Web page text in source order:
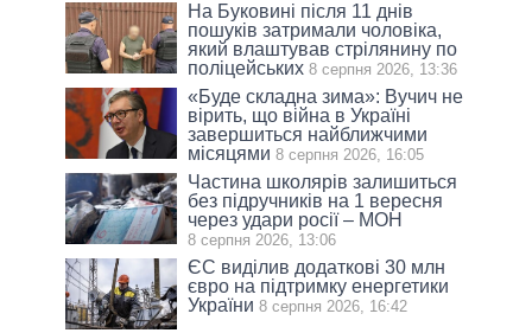
На Буковині після 11 днів
пошуків затримали чоловіка,
який влаштував стрілянину по
поліцейських 8 серпня 2026, 13:36
«Буде складна зима»: Вучич не
вірить, що війна в Україні
завершиться найближчими
місяцями 8 серпня 2026, 16:05
Частина школярів залишиться
без підручників на 1 вересня
через удари росії – МОН
8 серпня 2026, 13:06
ЄС виділив додаткові 30 млн
євро на підтримку енергетики
України 8 серпня 2026, 16:42